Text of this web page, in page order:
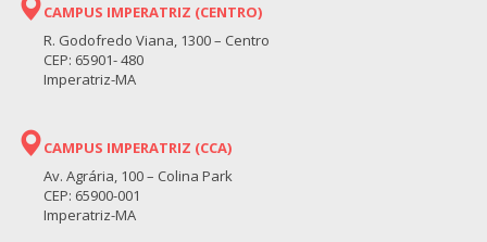
CAMPUS IMPERATRIZ (CENTRO)
R. Godofredo Viana, 1300 – Centro
CEP: 65901- 480
Imperatriz-MA
CAMPUS IMPERATRIZ (CCA)
Av. Agrária, 100 – Colina Park
CEP: 65900-001
Imperatriz-MA